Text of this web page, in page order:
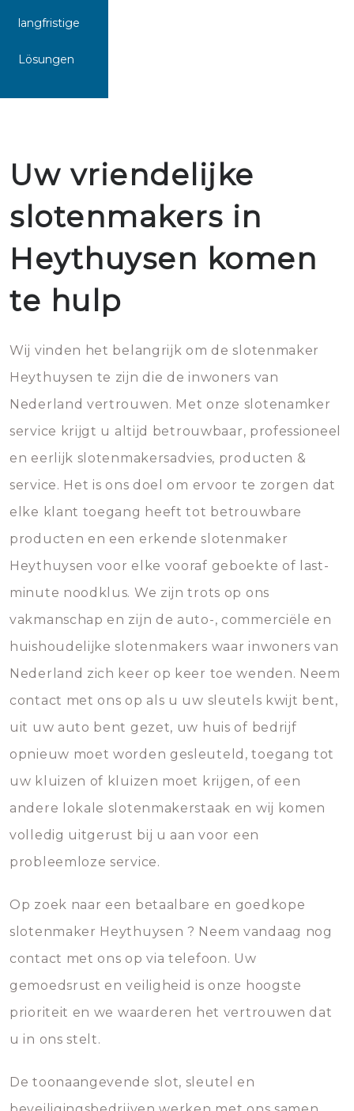
langfristige
Lösungen
Uw vriendelijke
slotenmakers in
Heythuysen komen
te hulp
Wij vinden het belangrijk om de slotenmaker
Heythuysen te zijn die de inwoners van
Nederland vertrouwen. Met onze slotenamker
service krijgt u altijd betrouwbaar, professioneel
en eerlijk slotenmakersadvies, producten &
service. Het is ons doel om ervoor te zorgen dat
elke klant toegang heeft tot betrouwbare
producten en een erkende slotenmaker
Heythuysen voor elke vooraf geboekte of last-
minute noodklus. We zijn trots op ons
vakmanschap en zijn de auto-, commerciële en
huishoudelijke slotenmakers waar inwoners van
Nederland zich keer op keer toe wenden. Neem
contact met ons op als u uw sleutels kwijt bent,
uit uw auto bent gezet, uw huis of bedrijf
opnieuw moet worden gesleuteld, toegang tot
uw kluizen of kluizen moet krijgen, of een
andere lokale slotenmakerstaak en wij komen
volledig uitgerust bij u aan voor een
probleemloze service.
Op zoek naar een betaalbare en goedkope
slotenmaker Heythuysen ? Neem vandaag nog
contact met ons op via telefoon. Uw
gemoedsrust en veiligheid is onze hoogste
prioriteit en we waarderen het vertrouwen dat
u in ons stelt.
De toonaangevende slot, sleutel en